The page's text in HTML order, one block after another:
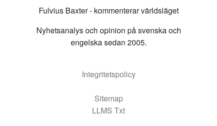
Fulvius Baxter - kommenterar världsläget
Nyhetsanalys och opinion på svenska och
engelska sedan 2005.
Integritetspolicy
Sitemap
LLMS Txt